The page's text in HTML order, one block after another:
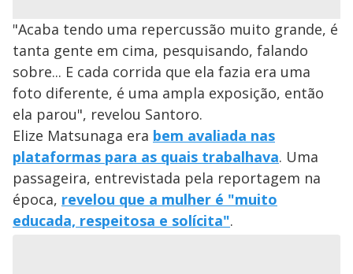
"Acaba tendo uma repercussão muito grande, é
tanta gente em cima, pesquisando, falando
sobre... E cada corrida que ela fazia era uma
foto diferente, é uma ampla exposição, então
ela parou", revelou Santoro.
Elize Matsunaga era bem avaliada nas
plataformas para as quais trabalhava. Uma
passageira, entrevistada pela reportagem na
época, revelou que a mulher é "muito
educada, respeitosa e solícita".